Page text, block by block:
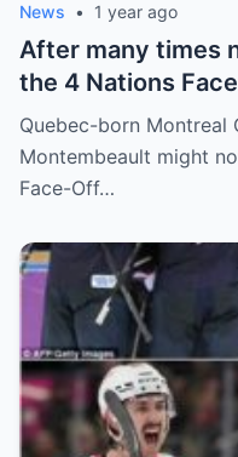
News • 1 year ago
After many times
the 4 Nations
goalkeeper Sam
shocking
relationship
Quebec-born Montreal
Montembeault might
Face-Off…